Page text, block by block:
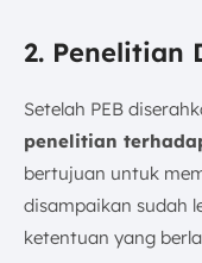
2. Penelitian
Setelah PEB
penelitian
bertujuan untuk
disampaikan sudah
ketentuan yang